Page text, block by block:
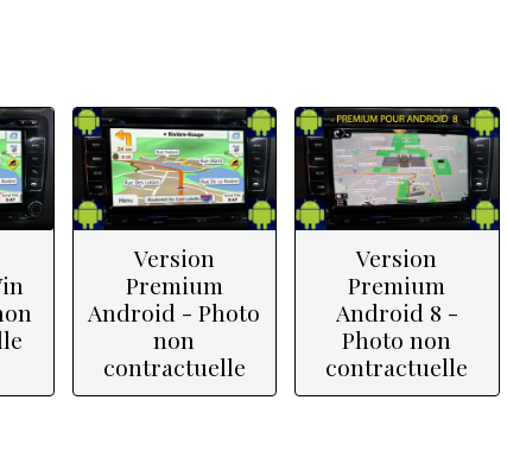
Version
Premium
Android - Photo
non
contractuelle
Version
Premium
Android 8 -
Photo non
contractuelle